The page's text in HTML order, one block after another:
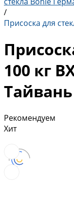
/
Присоска для
100 кг
Тайвань
Рекомендуем
Хит